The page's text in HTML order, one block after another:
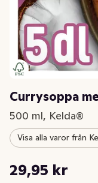
Currysoppa
500 ml, Kelda®
Visa alla varor från
29,95 kr
Styckpris: 59,90 kr /l